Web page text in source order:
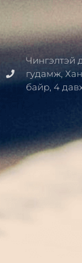
Чингэлтэй
гудамж,
байр, 4